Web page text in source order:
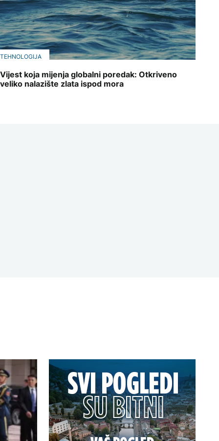
TEHNOLOGIJA
Vijest koja mijenja globalni poredak: Otkriveno
veliko nalazište zlata ispod mora